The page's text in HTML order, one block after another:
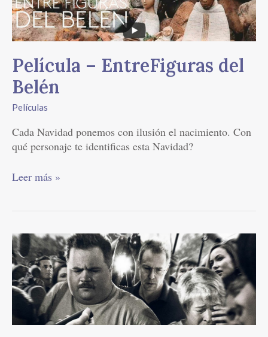
Película – EntreFiguras del
Belén
Películas
Cada Navidad ponemos con ilusión el nacimiento. Con
qué personaje te identificas esta Navidad?
–
EntreFiguras
del
Leer más »
CINE:
El
Caso
de
Richard
Jewell